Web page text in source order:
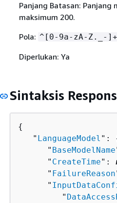
Panjang Batasan: Panjang
maksimum 200.
Pola: ^[0-9a-zA-Z._-]+
Diperlukan: Ya
Sintaksis Respons
{
   "
LanguageModel ":
      "
BaseModelName
      "
CreateTime":
      "
FailureReason
      "
         "